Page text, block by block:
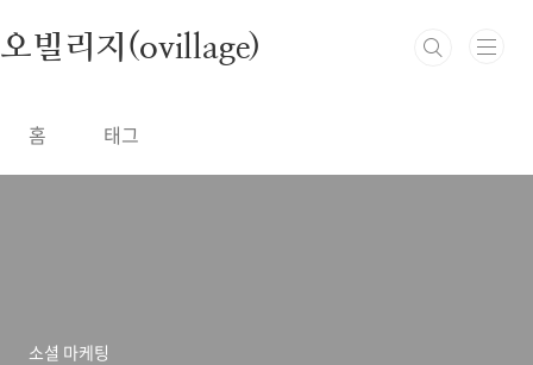
오빌리지(ovillage)
홈 태그
소셜 마케팅